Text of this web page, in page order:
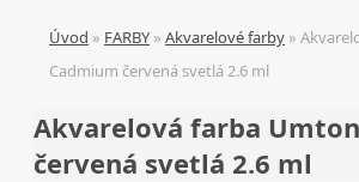
Úvod » FARBY » Akvarelové farby »
Cadmium červená svetlá 2.6 ml
Akvarelová farba
červená svetlá 2.6 ml